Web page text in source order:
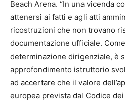
Beach Arena. “In una vicenda
attenersi ai fatti e agli atti
ricostruzioni che non trovano
documentazione ufficiale.
determinazione dirigenziale, è
approfondimento istruttorio
ad accertare che il valore
europea prevista dal Codice